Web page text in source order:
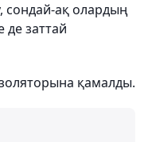
сондай-ақ олардың
де заттай
қамалды.